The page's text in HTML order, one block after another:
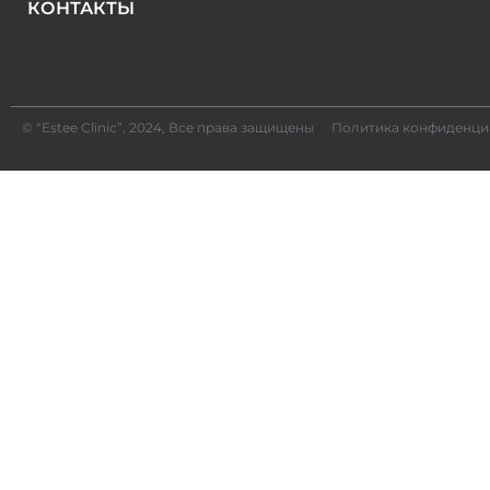
КОНТАКТЫ
© “Estee Clinic”, 2024, Все права защищены Политика